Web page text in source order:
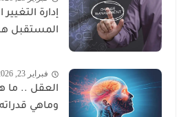
إدارة
المستقبل
فبراير 23, 2026
العقل .. ما
وماهي